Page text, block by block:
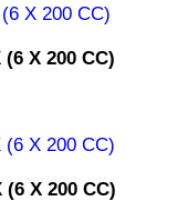
X 200 CC)
(6 X 200 CC)